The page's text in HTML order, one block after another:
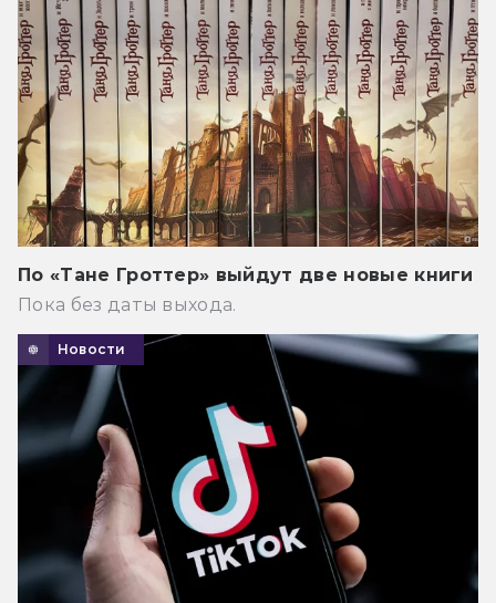
По «Тане Гроттер» выйдут две новые книги
Пока без даты выхода.
Новости